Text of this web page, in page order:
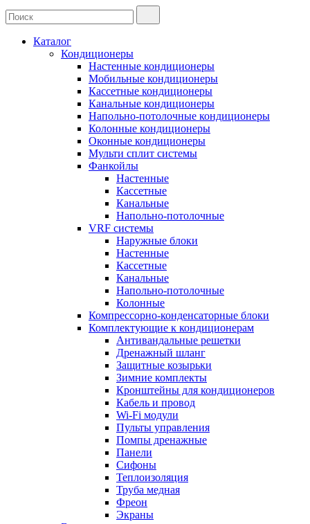
Каталог
Кондиционеры
Настенные кондиционеры
Мобильные кондиционеры
Кассетные кондиционеры
Канальные кондиционеры
Напольно-потолочные кондиционеры
Колонные кондиционеры
Оконные кондиционеры
Мульти сплит системы
Фанкойлы
Настенные
Кассетные
Канальные
Напольно-потолочные
VRF системы
Наружные блоки
Настенные
Кассетные
Канальные
Напольно-потолочные
Колонные
Компрессорно-конденсаторные блоки
Комплектующие к кондиционерам
Антивандальные решетки
Дренажный шланг
Защитные козырьки
Зимние комплекты
Кронштейны для кондиционеров
Кабель и провод
Wi-Fi модули
Пульты управления
Помпы дренажные
Панели
Сифоны
Теплоизоляция
Труба медная
Фреон
Экраны